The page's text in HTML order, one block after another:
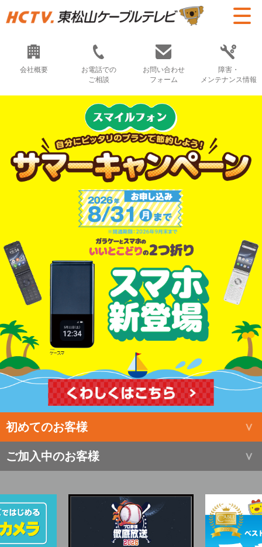
会社概要
お電話での
ご相談
お問い合わせ
フォーム
障害・
メンテナンス情報
初めてのお客様
ご加入中のお客様